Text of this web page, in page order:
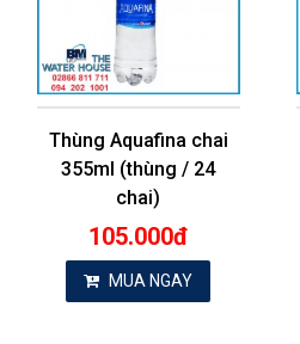
Thùng Aquafina chai
355ml (thùng / 24
chai)
105.000đ
MUA NGAY